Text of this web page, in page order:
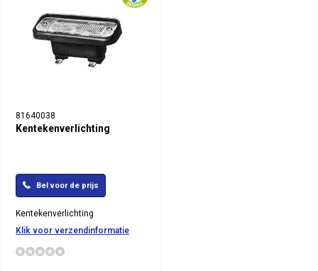
81640038
Kentekenverlichting
Bel voor de prijs
Kentekenverlichting
Klik voor verzendinformatie